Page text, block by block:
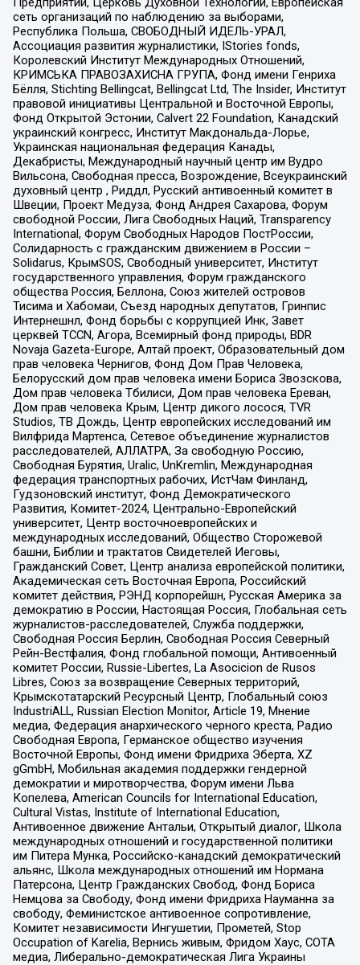
сеть организаций по наблюдению за выборами,
Республика Польша, СВОБОДНЫЙ ИДЕЛЬ-УРАЛ,
Ассоциация развития журналистики, IStories fonds,
Королевский Институт Международных Отношений,
КРИМСЬКА ПРАВОЗАХИСНА ГРУПА, Фонд имени Генриха
Бёлля, Stichting Bellingcat, Bellingcat Ltd, The Insider, Институт
правовой инициативы Центральной и Восточной Европы,
Фонд Открытой Эстонии, Calvert 22 Foundation, Канадский
украинский конгресс, Институт Макдональда-Лорье,
Украинская национальная федерация Канады,
Декабристы, Международный научный центр им Вудро
Вильсона, Свободная пресса, Возрождение, Всеукраинский
духовный центр , Риддл, Русский антивоенный комитет в
Швеции, Проект Медуза, Фонд Андрея Сахарова, Форум
свободной России, Лига Свободных Наций, Transparеncy
International, Форум Свободных Народов ПостРоссии,
Солидарность с гражданским движением в России –
Solidarus, КрымSOS, Свободный университет, Институт
государственного управления, Форум гражданского
общества Россия, Беллона, Союз жителей островов
Тисима и Хабомаи, Съезд народных депутатов, Гринпис
Интернешнл, Фонд борьбы с коррупцией Инк, Завет
церквей TCCN, Агора, Всемирный фонд природы, BDR
Novaja Gazeta-Europe, Алтай проект, Образовательный дом
прав человека Чернигов, Фонд Дом Прав Человека,
Белорусский дом прав человека имени Бориса Звозскова,
Дом прав человека Тбилиси, Дом прав человека Ереван,
Дом прав человека Крым, Центр дикого лосося, TVR
Studios, ТВ Дождь, Центр европейских исследований им
Вилфрида Мартенса, Сетевое объединение журналистов
расследователей, АЛЛАТРА, За свободную Россию,
Свободная Бурятия, Uralic, UnKremlin, Международная
федерация транспортных рабочих, ИстЧам Финланд,
Гудзоновский институт, Фонд Демократического
Развития, Комитет-2024, Центрально-Европейский
университет, Центр восточноевропейских и
международных исследований, Общество Сторожевой
башни, Библии и трактатов Свидетелей Иеговы,
Гражданский Совет, Центр анализа европейской политики,
Академическая сеть Восточная Европа, Российский
комитет действия, РЭНД корпорейшн, Русская Америка за
демократию в России, Настоящая Россия, Глобальная сеть
журналистов-расследователей, Служба поддержки,
Свободная Россия Берлин, Свободная Россия Северный
Рейн-Вестфалия, Фонд глобальной помощи, Антивоенный
комитет России, Russie-Libertes, La Asocicion de Rusos
Libres, Союз за возвращение Северных территорий,
Крымскотатарский Ресурсный Центр, Глобальный союз
IndustriALL, Russian Election Monitor, Article 19, Мнение
медиа, Федерация анархического черного креста, Радио
Свободная Европа, Германское общество изучения
Восточной Европы, Фонд имени Фридриха Эберта, XZ
gGmbH, Мобильная академия поддержки гендерной
демократии и миротворчества, Форум имени Льва
Копелева, American Councils for International Education,
Cultural Vistas, Institute of International Education,
Антивоенное движение Антальи, Открытый диалог, Школа
международных отношений и государственной политики
им Питера Мунка, Российско-канадский демократический
альянс, Школа международных отношений им Нормана
Патерсона, Центр Гражданских Свобод, Фонд Бориса
Немцова за Свободу, Фонд имени Фридриха Науманна за
свободу, Феминистское антивоенное сопротивление,
Комитет независимости Ингушетии, Прометей, Stop
Occupation of Karelia, Вернись живым, Фридом Хаус, СОТА
медиа, Либерально-демократическая Лига Украины